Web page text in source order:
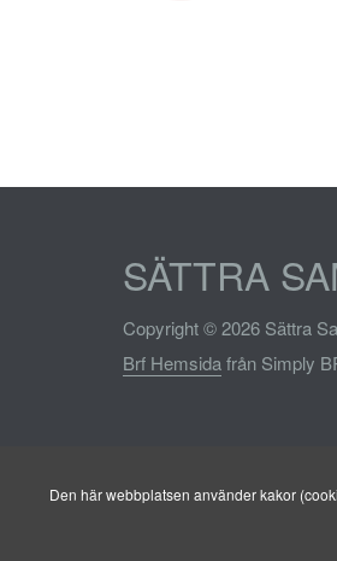
SÄTTRA
Copyright © 2026 Sättra
Brf Hemsidafrån Simply
Den här webbplatsen använder kakor